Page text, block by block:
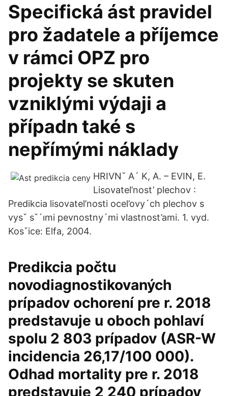
Specifická ást pravidel
pro žadatele a příjemce
v rámci OPZ pro
projekty se skuten
vzniklými výdaji a
případn také s
nepřímými náklady
HRIVNˇ A´ K, A. – EVIN, E.
Lisovatel’nost’ plechov :
Predikcia lisovatel’nosti ocel’ovy´ch plechov s
vysˇ sˇ´ımi pevnostny´mi vlastnost’ami. 1. vyd.
Kosˇice: Elfa, 2004.
Predikcia počtu
novodiagnostikovaných
prípadov ochorení pre r. 2018
predstavuje u oboch pohlaví
spolu 2 803 prípadov (ASR-W
incidencia 26,17/100 000).
Odhad mortality pre r. 2018
predstavuje 2 240 prípadov